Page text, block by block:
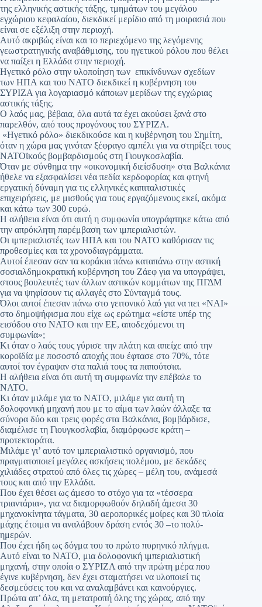
της ελληνικής αστικής τάξης, τμημάτων του μεγάλου
εγχώριου κεφαλαίου, διεκδικεί μερίδιο από τη μοιρασιά που
είναι σε εξέλιξη στην περιοχή.
Αυτό ακριβώς είναι και το περιεχόμενο της λεγόμενης
γεωστρατηγικής αναβάθμισης, του ηγετικού ρόλου που θέλει
να παίξει η Ελλάδα στην περιοχή.
Ηγετικό ρόλο στην υλοποίηση των επικίνδυνων σχεδίων
των ΗΠΑ και του ΝΑΤΟ διεκδικεί η κυβέρνηση του
ΣΥΡΙΖΑ για λογαριασμό κάποιων μερίδων της εγχώριας
αστικής τάξης.
Ο λαός μας, βέβαια, όλα αυτά τα έχει ακούσει ξανά στο
παρελθόν, από τους προγόνους του ΣΥΡΙΖΑ.
«Ηγετικό ρόλο» διεκδικούσε και η κυβέρνηση του Σημίτη,
όταν η χώρα μας γινόταν ξέφραγο αμπέλι για να στηρίξει τους
ΝΑΤΟϊκούς βομβαρδισμούς στη Γιουγκοσλαβία.
Όταν με σύνθημα την «οικονομική διείσδυση» στα Βαλκάνια
ήθελε να εξασφαλίσει νέα πεδία κερδοφορίας και φτηνή
εργατική δύναμη για τις ελληνικές καπιταλιστικές
επιχειρήσεις, με μισθούς για τους εργαζόμενους εκεί, ακόμα
και κάτω των 300 ευρώ.
Η αλήθεια είναι ότι αυτή η συμφωνία υπογράφτηκε κάτω από
την απρόκλητη παρέμβαση των ιμπεριαλιστών.
Οι ιμπεριαλιστές των ΗΠΑ και του ΝΑΤΟ καθόρισαν τις
προθεσμίες και τα χρονοδιαγράμματα.
Αυτοί έπεσαν σαν τα κοράκια πάνω καταπάνω στην αστική
σοσιαλδημοκρατική κυβέρνηση του Ζάεφ για να υπογράψει,
στους βουλευτές των άλλων αστικών κομμάτων της ΠΓΔΜ
για να ψηφίσουν τις αλλαγές στο Σύνταγμά τους.
Όλοι αυτοί έπεσαν πάνω στο γειτονικό λαό για να πει «ΝΑΙ»
στο δημοψήφισμα που είχε ως ερώτημα «είστε υπέρ της
εισόδου στο ΝΑΤΟ και την ΕΕ, αποδεχόμενοι τη
συμφωνία»;
Κι όταν ο λαός τους γύρισε την πλάτη και απείχε από την
κοροϊδία με ποσοστό αποχής που έφτασε στο 70%, τότε
αυτοί τον έγραψαν στα παλιά τους τα παπούτσια.
Η αλήθεια είναι ότι αυτή τη συμφωνία την επέβαλε το
ΝΑΤΟ.
Κι όταν μιλάμε για το ΝΑΤΟ, μιλάμε για αυτή τη
δολοφονική μηχανή που με το αίμα των λαών άλλαξε τα
σύνορα δύο και τρεις φορές στα Βαλκάνια, βομβάρδισε,
διαμέλισε τη Γιουγκοσλαβία, διαμόρφωσε κράτη –
προτεκτοράτα.
Μιλάμε γι’ αυτό τον ιμπεριαλιστικό οργανισμό, που
πραγματοποιεί μεγάλες ασκήσεις πολέμου, με δεκάδες
χιλιάδες στρατού από όλες τις χώρες – μέλη του, ανάμεσά
τους και από την Ελλάδα.
Που έχει θέσει ως άμεσο το στόχο για τα «τέσσερα
τριαντάρια», για να διαμορφωθούν δηλαδή άμεσα 30
μηχανοκίνητα τάγματα, 30 αεροπορικές μοίρες και 30 πλοία
μάχης έτοιμα να αναλάβουν δράση εντός 30 –το πολύ-
ημερών.
Που έχει ήδη ως δόγμα του το πρώτο πυρηνικό πλήγμα.
Αυτό είναι το ΝΑΤΟ, μια δολοφονική ιμπεριαλιστική
μηχανή, στην οποία ο ΣΥΡΙΖΑ από την πρώτη μέρα που
έγινε κυβέρνηση, δεν έχει σταματήσει να υλοποιεί τις
δεσμεύσεις του και να αναλαμβάνει και καινούργιες.
Πρώτα απ’ όλα, τη μετατροπή όλης της χώρας, από την